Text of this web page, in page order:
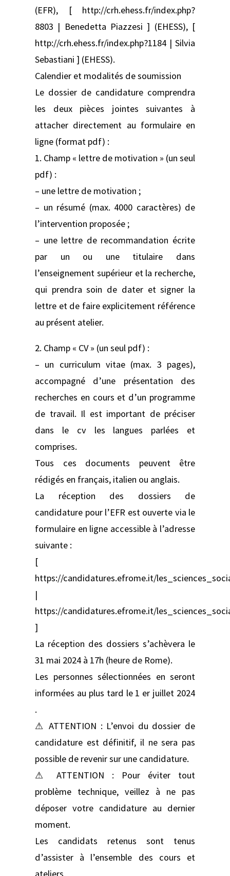
(EFR), [ http://crh.ehess.fr/index.php?
8803 | Benedetta Piazzesi ] (EHESS), [
http://crh.ehess.fr/index.php?1184 | Silvia
Sebastiani ] (EHESS).
Calendier et modalités de soumission
Le dossier de candidature comprendra
les deux pièces jointes suivantes à
attacher directement au formulaire en
ligne (format pdf) :
1. Champ « lettre de motivation » (un seul
pdf) :
– une lettre de motivation ;
– un résumé (max. 4000 caractères) de
l’intervention proposée ;
– une lettre de recommandation écrite
par un ou une titulaire dans
l’enseignement supérieur et la recherche,
qui prendra soin de dater et signer la
lettre et de faire explicitement référence
au présent atelier.
2. Champ « CV » (un seul pdf) :
– un curriculum vitae (max. 3 pages),
accompagné d’une présentation des
recherches en cours et d’un programme
de travail. Il est important de préciser
dans le cv les langues parlées et
comprises.
Tous ces documents peuvent être
rédigés en français, italien ou anglais.
La réception des dossiers de
candidature pour l’EFR est ouverte via le
formulaire en ligne accessible à l’adresse
suivante :
[
https://candidatures.efrome.it/
|
https://candidatures.efrome.it/
]
La réception des dossiers s’achèvera le
31 mai 2024 à 17h (heure de Rome).
Les personnes sélectionnées en seront
informées au plus tard le 1 er juillet 2024
.
⚠ ATTENTION : L’envoi du dossier de
candidature est définitif, il ne sera pas
possible de revenir sur une candidature.
⚠ ATTENTION : Pour éviter tout
problème technique, veillez à ne pas
déposer votre candidature au dernier
moment.
Les candidats retenus sont tenus
d’assister à l’ensemble des cours et